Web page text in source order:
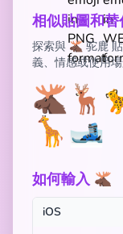
相似貼圖和
探索與 🫎 驼鹿
義、情感或使用
🫎 🦌
🦒 🎿
如何輸入 🫎
iOS